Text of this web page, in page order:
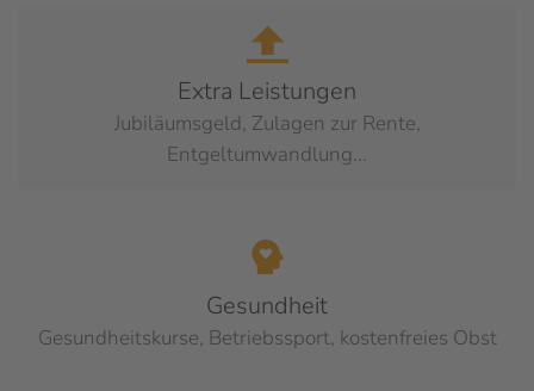
Extra Leistungen
Jubiläumsgeld, Zulagen zur Rente,
Entgeltumwandlung...
Gesundheit
Gesundheitskurse, Betriebssport, kostenfreies Obst